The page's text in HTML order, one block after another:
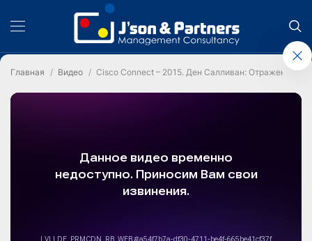
Главная Видео Cisco Connect – 2015. Ден Салливан: Отражение